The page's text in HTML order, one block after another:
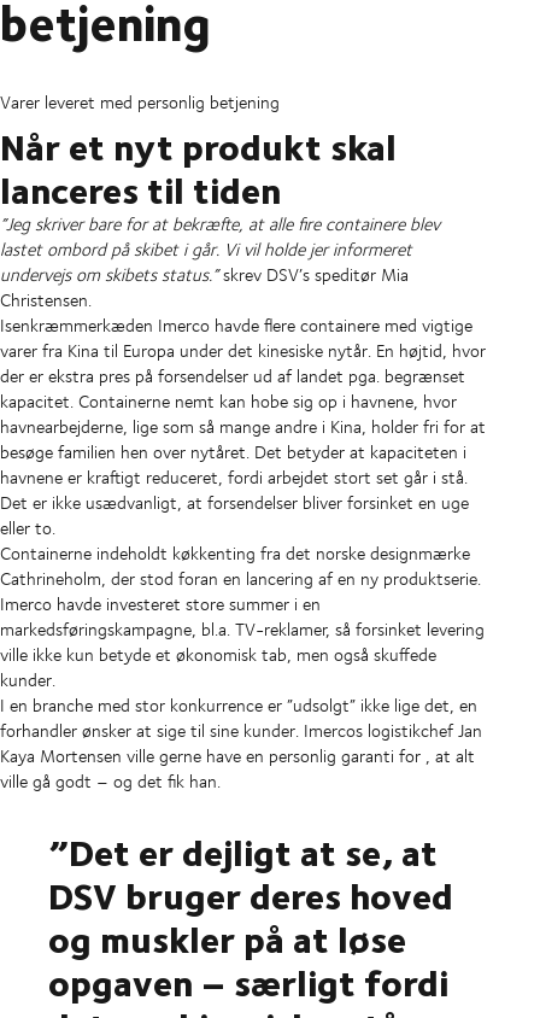
betjening
Varer leveret med personlig betjening
Når et nyt produkt skal
lanceres til tiden
”Jeg skriver bare for at bekræfte, at alle fire containere blev
lastet ombord på skibet i går. Vi vil holde jer informeret
undervejs om skibets status.”skrev DSV’s speditør Mia
Christensen.
Isenkræmmerkæden Imerco havde flere containere med vigtige
varer fra Kina til Europa under det kinesiske nytår. En højtid, hvor
der er ekstra pres på forsendelser ud af landet pga. begrænset
kapacitet. Containerne nemt kan hobe sig op i havnene, hvor
havnearbejderne, lige som så mange andre i Kina, holder fri for at
besøge familien hen over nytåret. Det betyder at kapaciteten i
havnene er kraftigt reduceret, fordi arbejdet stort set går i stå.
Det er ikke usædvanligt, at forsendelser bliver forsinket en uge
eller to.
Containerne indeholdt køkkenting fra det norske designmærke
Cathrineholm, der stod foran en lancering af en ny produktserie.
Imerco havde investeret store summer i en
markedsføringskampagne, bl.a. TV-reklamer, så forsinket levering
ville ikke kun betyde et økonomisk tab, men også skuffede
kunder.
I en branche med stor konkurrence er ”udsolgt” ikke lige det, en
forhandler ønsker at sige til sine kunder. Imercos logistikchef Jan
Kaya Mortensen ville gerne have en personlig garanti for , at alt
ville gå godt – og det fik han.
”Det er dejligt at se, at
DSV bruger deres hoved
og muskler på at løse
opgaven – særligt fordi